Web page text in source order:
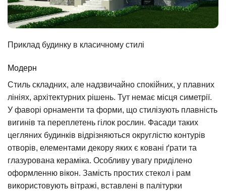
Приклад будинку в класичному стилі
Модерн
Стиль складних, але надзвичайно спокійних, у плавних
лініях, архітектурних рішень. Тут немає місця симетрії.
У фаворі орнаменти та форми, що стилізують плавність
вигинів та переплетень гілок рослин. Фасади таких
цегляних будинків відрізняються округлістю контурів
отворів, елементами декору яких є ковані ґрати та
глазурована кераміка. Особливу увагу приділено
оформленню вікон. Замість простих стекол і рам
використовують вітражі, вставлені в палітурки